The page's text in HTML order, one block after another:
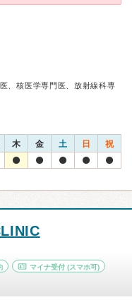
、核医学専門医、放射線科専
木 金 土 日 祝
マイナ受付 (スマホ可)